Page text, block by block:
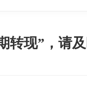
转现”，请